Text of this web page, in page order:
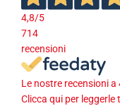
4,8/5
714
recensioni
Le nostre recensioni a
Clicca qui per leggerle